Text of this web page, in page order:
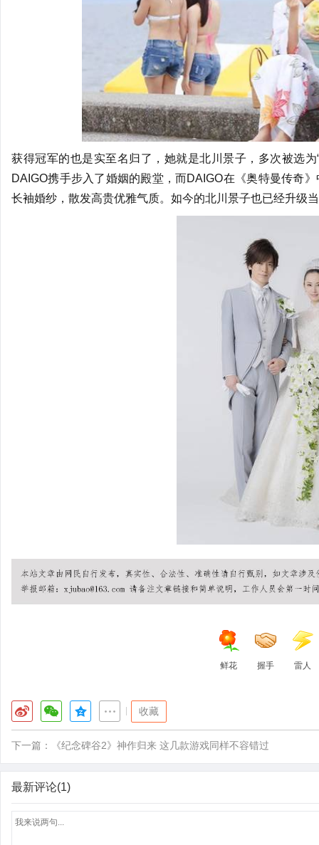
获得冠军的也是实至名归了，她就是北川景子，多次被选
DAIGO携手步入了婚姻的殿堂，而DAIGO在《奥特曼传奇
长袖婚纱，散发高贵优雅气质。如今的北川景子也已经升级
鲜花 握手 雷人
收藏
下一篇： 《纪念碑谷2》神作归来 这几款游戏同样不容错过
最新评论(1)